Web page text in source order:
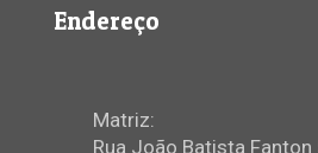
Endereço
Matriz:
Rua João Batista Fanton